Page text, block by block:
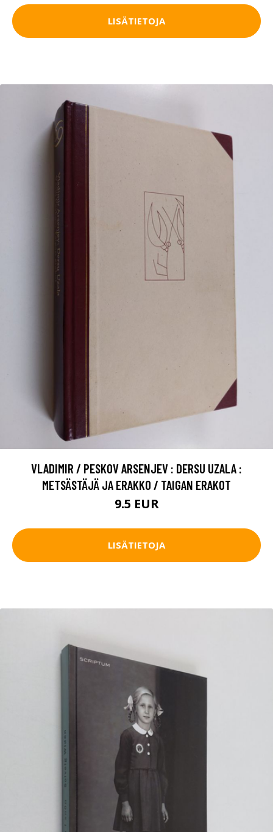
LISÄTIETOJA
VLADIMIR / PESKOV ARSENJEV : DERSU UZALA :
METSÄSTÄJÄ JA ERAKKO / TAIGAN ERAKOT
9.5 EUR
LISÄTIETOJA